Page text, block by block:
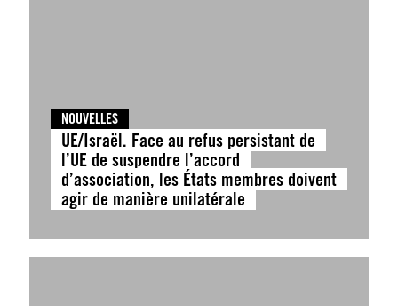
NOUVELLES
UE/Israël. Face au refus persistant de
l’UE de suspendre l’accord
d’association, les États membres doivent
agir de manière unilatérale